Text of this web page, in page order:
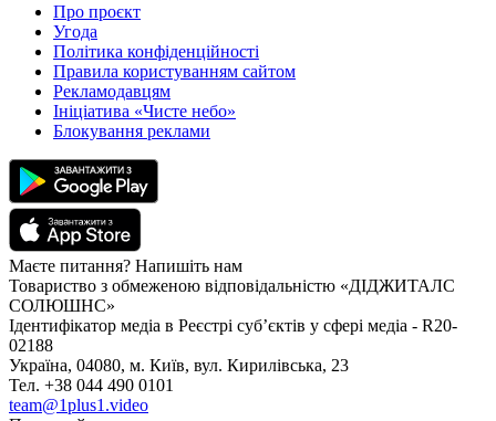
Про проєкт
Угода
Політика конфіденційності
Правила користуванням сайтом
Рекламодавцям
Ініціатива «Чисте небо»
Блокування реклами
Маєте питання? Напишіть нам
Товариство з обмеженою відповідальністю «ДІДЖИТАЛС
СОЛЮШНС»
Ідентифікатор медіа в Реєстрі суб’єктів у сфері медіа - R20-
02188
Україна, 04080, м. Київ, вул. Кирилівська, 23
Тел. +38 044 490 0101
team@1plus1.video